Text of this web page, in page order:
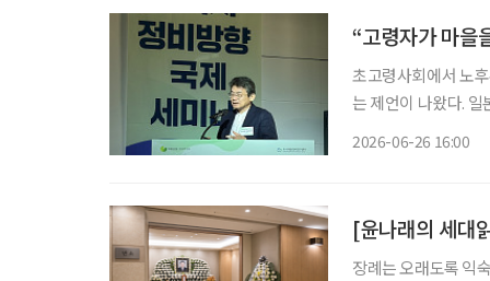
“고령자가 마을
초고령사회에서 노
는 제언이 나왔다.
2026-06-26 16:00
[윤나래의 세대
장례는 오래도록 익